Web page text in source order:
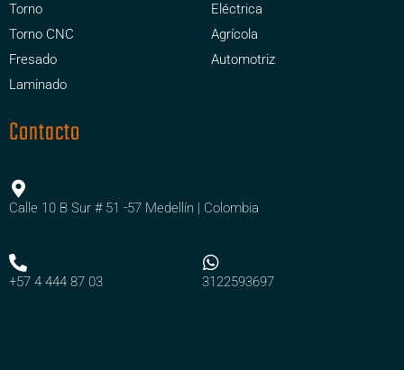
Torno
Torno CNC
Fresado
Laminado
Eléctrica
Agrícola
Automotriz
Contacto
Calle 10 B Sur # 51 -57 Medellín | Colombia
+57 4 444 87 03 3122593697